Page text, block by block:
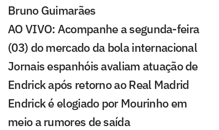
Bruno Guimarães
AO VIVO: Acompanhe a segunda-feira
(03) do mercado da bola internacional
Jornais espanhóis avaliam atuação de
Endrick após retorno ao Real Madrid
Endrick é elogiado por Mourinho em
meio a rumores de saída